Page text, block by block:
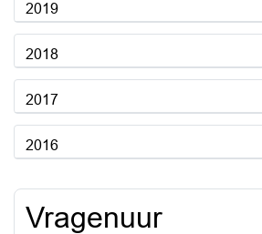
2019
2018
2017
2016
Vragenuur